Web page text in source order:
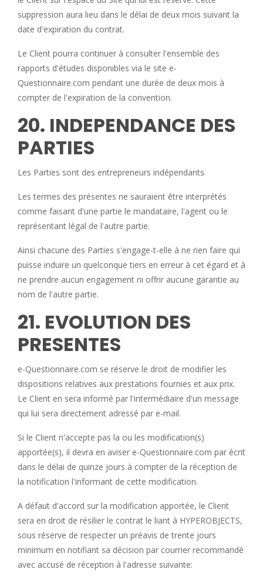
suppression aura lieu dans le délai de deux mois suivant la
date d'expiration du contrat.
Le Client pourra continuer à consulter l'ensemble des
rapports d'études disponibles via le site e-
Questionnaire.com pendant une durée de deux mois à
compter de l'expiration de la convention.
20. INDEPENDANCE DES
PARTIES
Les Parties sont des entrepreneurs indépendants
Les termes des présentes ne sauraient être interprétés
comme faisant d'une partie le mandataire, l'agent ou le
représentant légal de l'autre partie.
Ainsi chacune des Parties s'engage-t-elle à ne rien faire qui
puisse induire un quelconque tiers en erreur à cet égard et à
ne prendre aucun engagement ni offrir aucune garantie au
nom de l'autre partie.
21. EVOLUTION DES
PRESENTES
e-Questionnaire.com se réserve le droit de modifier les
dispositions relatives aux prestations fournies et aux prix.
Le Client en sera informé par l'intermédiaire d'un message
qui lui sera directement adressé par e-mail.
Si le Client n'accepte pas la ou les modification(s)
apportée(s), il devra en aviser e-Questionnaire.com par écrit
dans le délai de quinze jours à compter de la réception de
la notification l'informant de cette modification.
A défaut d'accord sur la modification apportée, le Client
sera en droit de résilier le contrat le liant à HYPEROBJECTS,
sous réserve de respecter un préavis de trente jours
minimum en notifiant sa décision par courrier recommandé
avec accusé de réception à l'adresse suivante: